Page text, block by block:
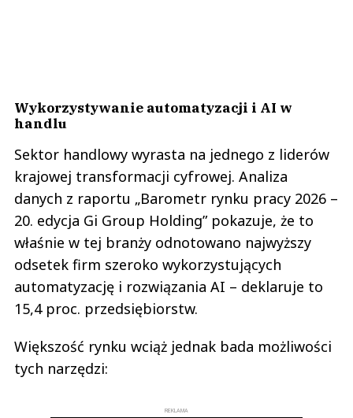
Wykorzystywanie automatyzacji i AI w
handlu
Sektor handlowy wyrasta na jednego z liderów
krajowej transformacji cyfrowej. Analiza
danych z raportu „Barometr rynku pracy 2026 –
20. edycja Gi Group Holding” pokazuje, że to
właśnie w tej branży odnotowano najwyższy
odsetek firm szeroko wykorzystujących
automatyzację i rozwiązania AI – deklaruje to
15,4 proc. przedsiębiorstw.
Większość rynku wciąż jednak bada możliwości
tych narzędzi:
REKLAMA